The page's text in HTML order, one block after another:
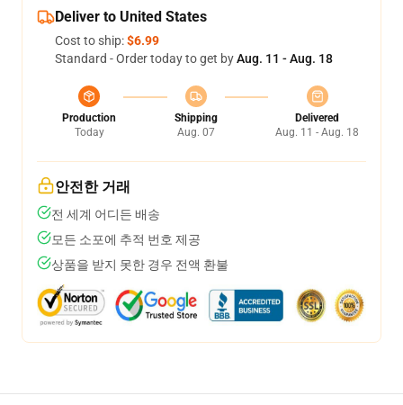
Deliver to United States
Cost to ship:$6.99
Standard - Order today to get byAug. 11 - Aug. 18
Production
Today
Shipping
Aug. 07
Delivered
Aug. 11 - Aug. 18
안전한 거래
전 세계 어디든 배송
모든 소포에 추적 번호 제공
상품을 받지 못한 경우 전액 환불